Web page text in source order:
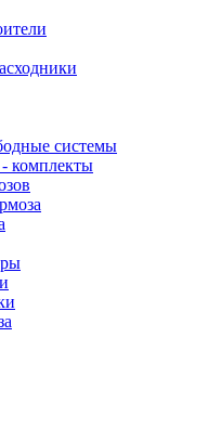
системы
комплекты